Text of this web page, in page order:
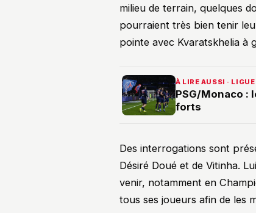
milieu de terrain, quelques
pourraient très bien tenir
pointe avec Kvaratskhelia à
À LIRE AUSSI · LIGUE
PSG/Monaco :
forts
Des interrogations sont
Désiré Doué et de Vitinha.
venir, notamment en
tous ses joueurs afin de les